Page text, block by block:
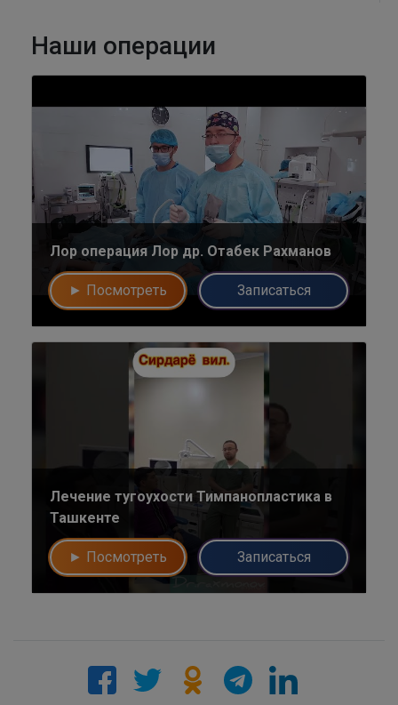
Наши операции
Лор операция Лор др. Отабек Рахманов
► Посмотреть Записаться
Лечение тугоухости Тимпанопластика в
Ташкенте
► Посмотреть Записаться
Напишите в наш общий чат
Специалистов
Написать специалисту нет, спасибо